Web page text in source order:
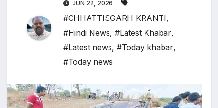
JUN 22, 2026
#CHHATTISGARH KRANTI,
#Hindi News, #Latest Khabar,
#Latest news, #Today khabar,
#Today news